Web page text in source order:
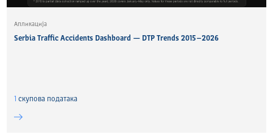
Апликација
Serbia Traffic Accidents Dashboard — DTP Trends 2015–2026
скуповa података